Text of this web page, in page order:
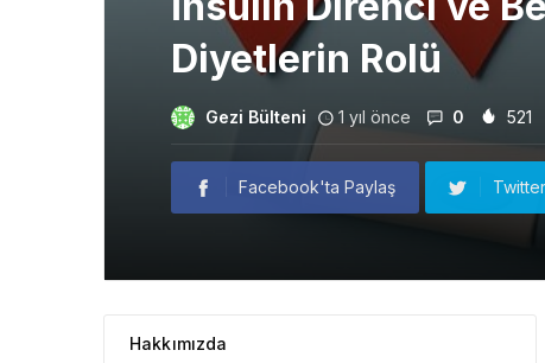
Diyetlerin Rolü
Gezi Bülteni 1 yıl önce 0 521
Facebook'ta Paylaş
Hakkımızda